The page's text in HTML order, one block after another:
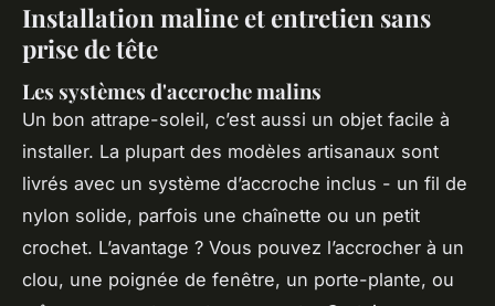
Installation maline et entretien sans
prise de tête
Les systèmes d'accroche malins
Un bon attrape-soleil, c’est aussi un objet facile à
installer. La plupart des modèles artisanaux sont
livrés avec un système d’accroche inclus - un fil de
nylon solide, parfois une chaînette ou un petit
crochet. L’avantage ? Vous pouvez l’accrocher à un
clou, une poignée de fenêtre, un porte-plante, ou